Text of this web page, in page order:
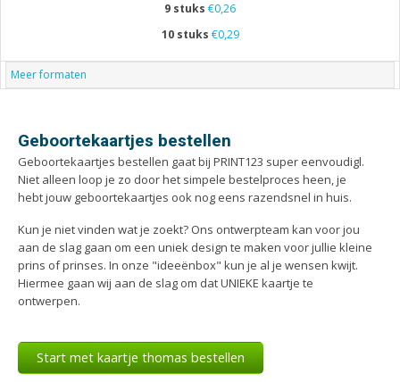
9 stuks €0,26
10 stuks €0,29
Meer formaten
Geboortekaartjes bestellen
Geboortekaartjes bestellen gaat bij PRINT123 super eenvoudigl.
Niet alleen loop je zo door het simpele bestelproces heen, je
hebt jouw geboortekaartjes ook nog eens razendsnel in huis.
Kun je niet vinden wat je zoekt? Ons ontwerpteam kan voor jou
aan de slag gaan om een uniek design te maken voor jullie kleine
prins of prinses. In onze "ideeënbox" kun je al je wensen kwijt.
Hiermee gaan wij aan de slag om dat UNIEKE kaartje te
ontwerpen.
Start met kaartje thomas bestellen